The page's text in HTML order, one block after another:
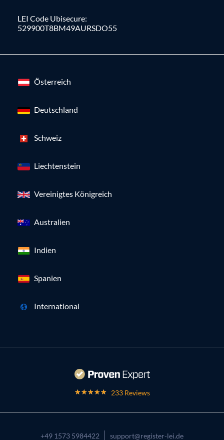
LEI Code Ubisecure:
529900T8BM49AURSDO55
Österreich
Deutschland
Schweiz
Liechtenstein
Vereinigtes Königreich
Australien
Indien
Spanien
International
233 Reviews
+49 1573 5984422 support@register-lei.de